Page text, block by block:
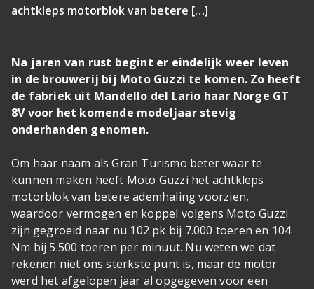
achtkleps motorblok van betere […]
Na jaren van rust begint er eindelijk weer leven
in de brouwerij bij Moto Guzzi te komen. Zo heeft
de fabriek uit Mandello del Lario haar Norge GT
8V voor het komende modeljaar stevig
onderhanden genomen.
Om haar naam als Gran Turismo beter waar te
kunnen maken heeft Moto Guzzi het achtkleps
motorblok van betere ademhaling voorzien,
waardoor vermogen en koppel volgens Moto Guzzi
zijn gegroeid naar nu 102 pk bij 7.000 toeren en 104
Nm bij 5.500 toeren per minuut. Nu weten we dat
rekenen niet ons sterkste punt is, maar de motor
werd het afgelopen jaar al opgegeven voor een